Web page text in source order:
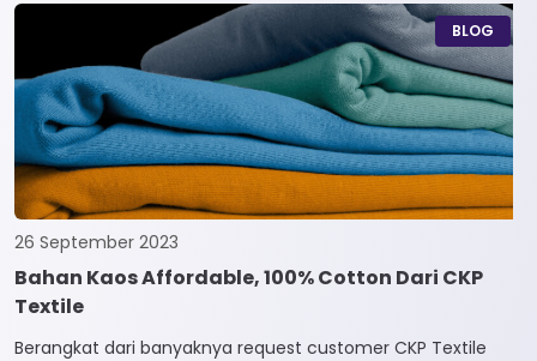
dapat digunakan sesuai kebutuhan customer. Selain itu,
kain Bycel juga diberi teknologi teranyar yakni pemberian
dua jenis […]
BLOG
26 September 2023
Bahan Kaos Affordable, 100% Cotton Dari CKP
Textile
Berangkat dari banyaknya request customer CKP Textile